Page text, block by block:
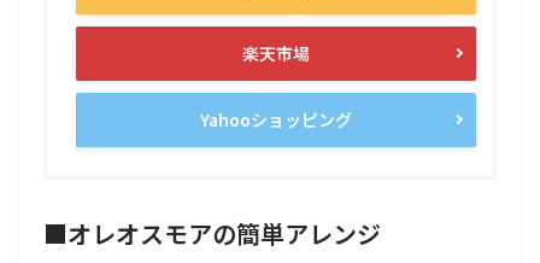
楽天市場
Yahooショッピング
■オレオスモアの簡単アレンジ